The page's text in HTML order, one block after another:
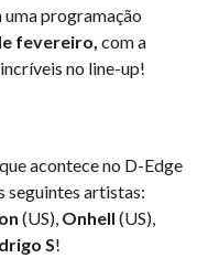
uma programação
fevereiro, com a
no line-up!
acontece no D-Edge
seguintes artistas:
(US), Onhell (US),
S!